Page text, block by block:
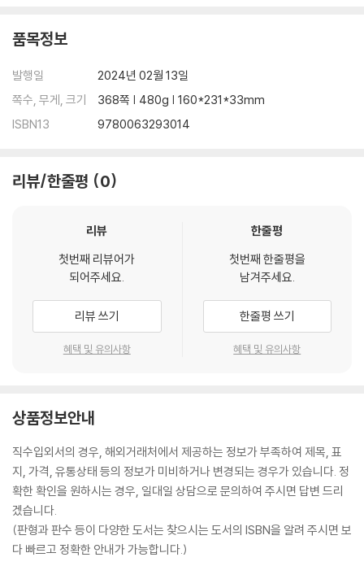
ears, pain and experiences. The result is a cultural and societal
legacy of medical misogyny that continues to shape the (mis)
treatment and care of women.
While the modern age has seen significant advancements in t
he medical field, the notion that female bodies are flawed inv
th and relationships with their own bodies.
Memorial Sloan Kettering oncologist and medical historian Dr.
dical history of women to reintroduce us to our whole bodies
―how they work, the actual doctors and patients whose pers
pectives and experiences laid the foundation for today’s med
ical thought, and the many oversights that still remain unaddre
ssed. With a physician’s knowledge and empathy, Dr. Comen f
ience treating thousands of women.
Empowering women with tools for patient advocacy to better
understand ourselves and fight for care that prioritizes health
y and joyful lives― for us and generations to come―All in Her
Head is written with humor, wisdom, and deep scientific and c
ultural insight. Eye-opening, sometimes enraging, yet always
captivating, this shared memoir of women’s medical history is
품목정보
발행일
2024년 02월 13일
쪽수, 무게, 크기
368쪽 | 480g | 160*231*33mm
ISBN13
9780063293014
리뷰/한줄평 0
리뷰
첫번째 리뷰어가
되어주세요.
리뷰 쓰기
혜택 및 유의사항
한줄평
첫번째 한줄평을
남겨주세요.
한줄평 쓰기
혜택 및 유의사항
상품정보안내
직수입외서의 경우, 해외거래처에서 제공하는 정보가 부족하여 제목, 표
지, 가격, 유통상태 등의 정보가 미비하거나 변경되는 경우가 있습니다. 정
확한 확인을 원하시는 경우, 일대일 상담으로 문의하여 주시면 답변 드리
겠습니다.
(판형과 판수 등이 다양한 도서는 찾으시는 도서의 ISBN을 알려 주시면 보
다 빠르고 정확한 안내가 가능합니다.)